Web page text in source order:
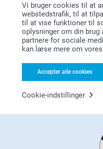
Vi bruger cookies til at
webstedstrafik, til at
til at vise funktioner til
oplysninger om din brug
partnere for sociale
kan læse mere om
Accepter alle cookies
Cookie-indstillinger
04.08.2026
10:03
Hej Lone,
Tak for din
vigtigt for os.
med dit produkt.
tilsvarende produkt.
https://
Hanne,
01.07.2026
Flot og hurtig levering
Vis reaktioner
12:10
Tusind tak for den